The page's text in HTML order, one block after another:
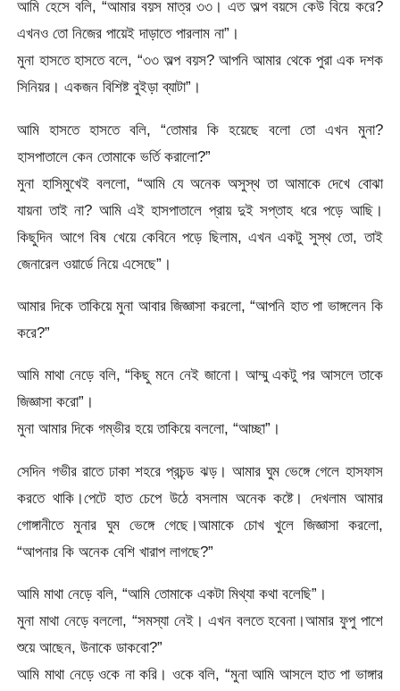
আমি হেসে বলি, “আমার বয়স মাত্র ৩৩। এত অল্প বয়সে কেউ বিয়ে করে?
এখনও তো নিজের পায়েই দাড়াতে পারলাম না”।
মুনা হাসতে হাসতে বলে, “৩৩ অল্প বয়স? আপনি আমার থেকে পুরা এক দশক
সিনিয়র। একজন বিশিষ্ট বুইড়া ব্যাটা”।
আমি হাসতে হাসতে বলি, “তোমার কি হয়েছে বলো তো এখন মুনা?
হাসপাতালে কেন তোমাকে ভর্তি করালো?”
মুনা হাসিমুখেই বললো, “আমি যে অনেক অসুস্থ তা আমাকে দেখে বোঝা
যায়না তাই না? আমি এই হাসপাতালে প্রায় দুই সপ্তাহ ধরে পড়ে আছি।
কিছুদিন আগে বিষ খেয়ে কেবিনে পড়ে ছিলাম, এখন একটু সুস্থ তো, তাই
জেনারেল ওয়ার্ডে নিয়ে এসেছে”।
আমার দিকে তাকিয়ে মুনা আবার জিজ্ঞাসা করলো, “আপনি হাত পা ভাঙ্গলেন কি
করে?”
আমি মাথা নেড়ে বলি, “কিছু মনে নেই জানো। আম্মু একটু পর আসলে তাকে
জিজ্ঞাসা করো”।
মুনা আমার দিকে গম্ভীর হয়ে তাকিয়ে বললো, “আচ্ছা”।
সেদিন গভীর রাতে ঢাকা শহরে প্রচন্ড ঝড়। আমার ঘুম ভেঙ্গে গেলে হাসফাস
করতে থাকি।পেটে হাত চেপে উঠে বসলাম অনেক কষ্টে। দেখলাম আমার
গোঙ্গানীতে মুনার ঘুম ভেঙ্গে গেছে।আমাকে চোখ খুলে জিজ্ঞাসা করলো,
“আপনার কি অনেক বেশি খারাপ লাগছে?”
আমি মাথা নেড়ে বলি, “আমি তোমাকে একটা মিথ্যা কথা বলেছি”।
মুনা মাথা নেড়ে বললো, “সমস্যা নেই। এখন বলতে হবেনা।আমার ফুপু পাশে
শুয়ে আছেন, উনাকে ডাকবো?”
আমি মাথা নেড়ে ওকে না করি। ওকে বলি, “মুনা আমি আসলে হাত পা ভাঙ্গার